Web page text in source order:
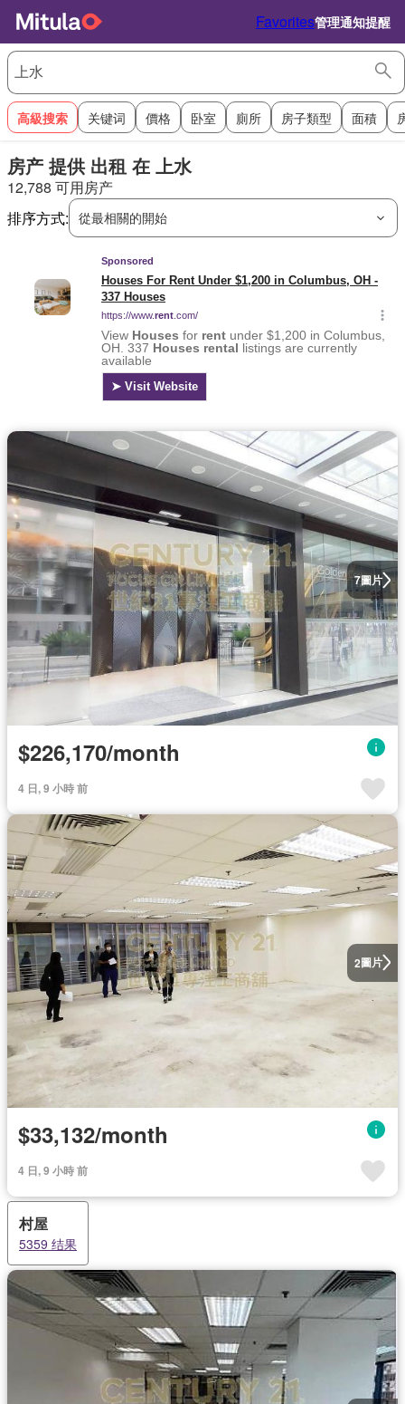
Favorites管理通知提醒
高級搜索 关键词 價格 卧室 廁所 房子類型 面積
房产 提供 出租 在 上水
12,788 可用房产
排序方式: 從最相關的開始
7圖片
$226,170/month
4 日, 9 小時 前
2圖片
$33,132/month
4 日, 9 小時 前
村屋
5359 结果